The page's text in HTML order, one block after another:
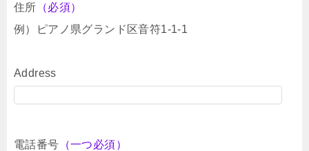
住所 （必須）
例）ピアノ県グランド区音符1-1-1
Address
電話番号 （一つ必須）